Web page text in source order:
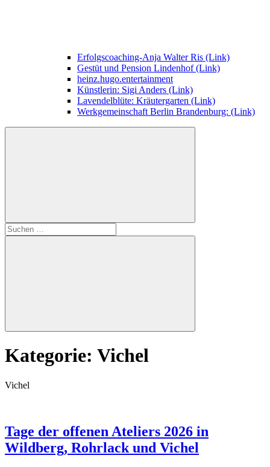
Erfolgscoaching-Anja Walter Ris (Link)
Gestüt und Pension Lindenhof (Link)
heinz.hugo.entertainment
Künstlerin: Sigi Anders (Link)
Lavendelblüte: Kräutergarten (Link)
Werkgemeinschaft Berlin Brandenburg: (Link)
Suchen
nach:
Suchen
Kategorie: Vichel
Vichel
Tage der offenen Ateliers 2026 in
Wildberg, Rohrlack und Vichel